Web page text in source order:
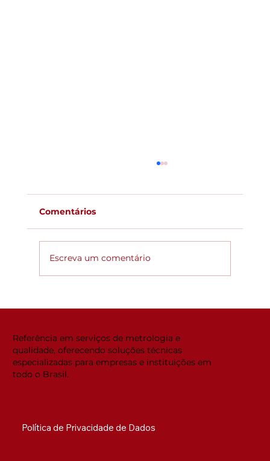
Comentários
Escreva um comentário
Referência em serviços de metrologia e
qualidade, oferecendo soluções técnicas
especializadas para empresas e instituições em
todo o Brasil.
Política de Privacidade de Dados